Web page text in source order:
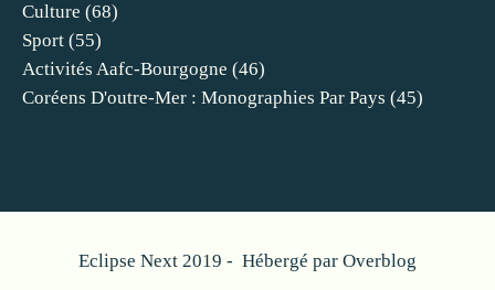
Culture (68)
Sport (55)
Activités Aafc-Bourgogne (46)
Coréens D'outre-Mer : Monographies Par Pays (45)
Eclipse Next 2019 - Hébergé par Overblog